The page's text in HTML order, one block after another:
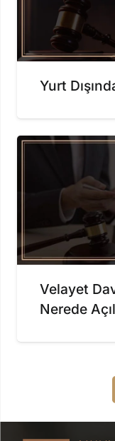
Yurt
Velayet
Nerede